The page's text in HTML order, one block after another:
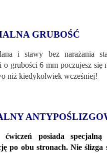
GRUBOŚĆ
i stawy bez narażania
o grubości 6 mm poczujesz się
niż kiedykolwiek wcześniej!
posiada specjalną
po obu stronach. Nie ślizga